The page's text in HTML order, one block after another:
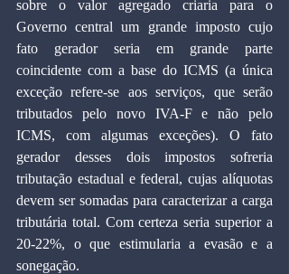
sobre o valor agregado criaria para o
Governo central um grande imposto cujo
fato gerador seria em grande parte
coincidente com a base do ICMS (a única
exceção refere-se aos serviços, que serão
tributados pelo novo IVA-F e não pelo
ICMS, com algumas exceções). O fato
gerador desses dois impostos sofreria
tributação estadual e federal, cujas alíquotas
devem ser somadas para caracterizar a carga
tributária total. Com certeza seria superior a
20-22%, o que estimularia a evasão e a
sonegação.